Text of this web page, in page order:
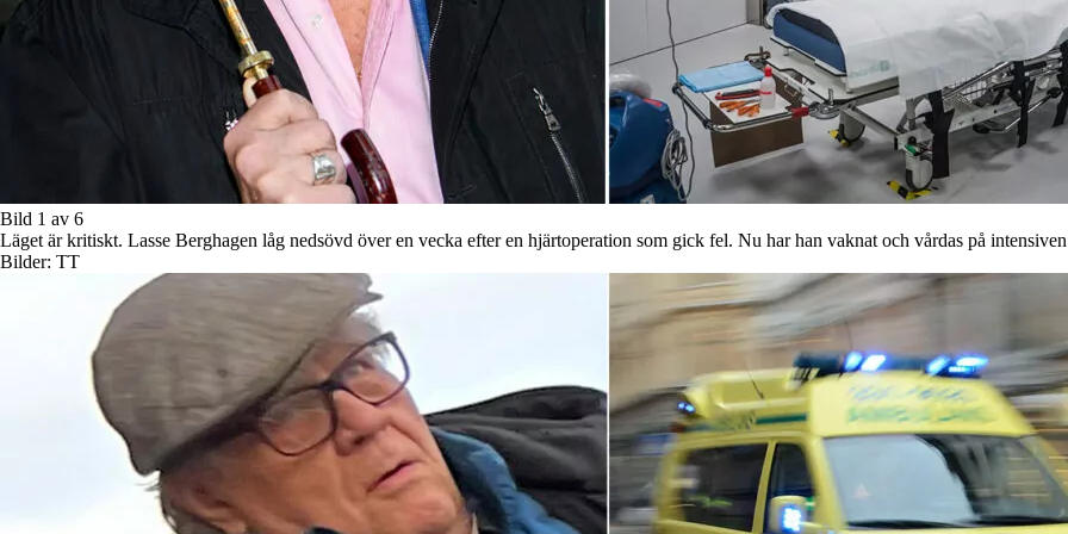
Bild 1 av 6
Läget är kritiskt. Lasse Berghagen låg nedsövd över en vecka efter en hjärtoperation som gick fel. Nu har han vaknat och vårdas på
Bilder: TT